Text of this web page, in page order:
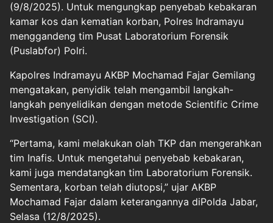
(9/8/2025). Untuk mengungkap penyebab kebakaran
kamar kos dan kematian korban, Polres Indramayu
menggandeng tim Pusat Laboratorium Forensik
(Puslabfor) Polri.
Kapolres Indramayu AKBP Mochamad Fajar Gemilang
mengatakan, penyidik telah mengambil langkah-
langkah penyelidikan dengan metode Scientific Crime
Investigation (SCI).
“Pertama, kami melakukan olah TKP dan mengerahkan
tim Inafis. Untuk mengetahui penyebab kebakaran,
kami juga mendatangkan tim Laboratorium Forensik.
Sementara, korban telah diutopsi,” ujar AKBP
Mochamad Fajar dalam keterangannya diPolda Jabar,
Selasa (12/8/2025).